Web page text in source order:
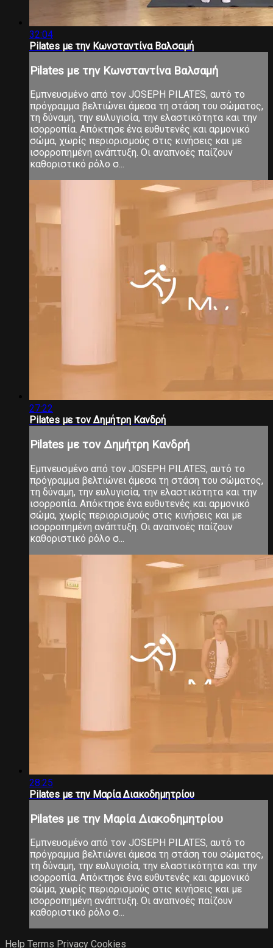
32:04
Pilates με την Κωνσταντίνα Βαλσαμή
Pilates με την Κωνσταντίνα Βαλσαμή
Εμπνευσμένο από τον JOSEPH PILATES, αυτό το
πρόγραμμα βελτιώνει άμεσα τη στάση του σώματος,
τη δύναμη, την ευλυγισία, την ελαστικότητα και την
ισορροπία. Απόκτησε ένα ευθυτενές και αρμονικό
σώμα, χωρίς περιορισμούς στις κινήσεις και με
ισορροπημένη ανάπτυξη. Οι αναπνοές παίζουν
καθοριστικό ρόλο σ...
27:22
Pilates με τον Δημήτρη Κανδρή
Pilates με τον Δημήτρη Κανδρή
Εμπνευσμένο από τον JOSEPH PILATES, αυτό το
πρόγραμμα βελτιώνει άμεσα τη στάση του σώματος,
τη δύναμη, την ευλυγισία, την ελαστικότητα και την
ισορροπία. Απόκτησε ένα ευθυτενές και αρμονικό
σώμα, χωρίς περιορισμούς στις κινήσεις και με
ισορροπημένη ανάπτυξη. Οι αναπνοές παίζουν
καθοριστικό ρόλο σ...
28:25
Pilates με την Μαρία Διακοδημητρίου
Pilates με την Μαρία Διακοδημητρίου
Εμπνευσμένο από τον JOSEPH PILATES, αυτό το
πρόγραμμα βελτιώνει άμεσα τη στάση του σώματος,
τη δύναμη, την ευλυγισία, την ελαστικότητα και την
ισορροπία. Απόκτησε ένα ευθυτενές και αρμονικό
σώμα, χωρίς περιορισμούς στις κινήσεις και με
ισορροπημένη ανάπτυξη. Οι αναπνοές παίζουν
καθοριστικό ρόλο σ...
Help Terms Privacy Cookies